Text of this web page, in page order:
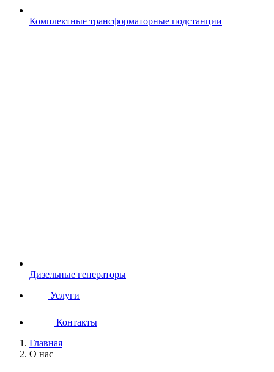
Комплектные трансформаторные подстанции
Дизельные генераторы
Услуги
Контакты
Главная
О нас